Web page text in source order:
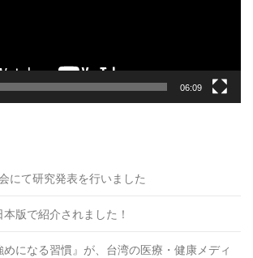
06:09
にて研究発表を行いました
版で紹介されました！
になる習慣』が、台湾の医療・健康メディ